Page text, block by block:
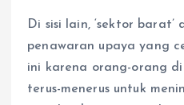
Di sisi lain, ‘sektor barat’
penawaran upaya yang
ini karena orang-orang
terus-menerus untuk